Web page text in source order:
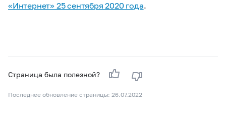
«Интернет» 25 сентября 2020 года.
Страница была полезной?
Последнее обновление страницы: 26.07.2022